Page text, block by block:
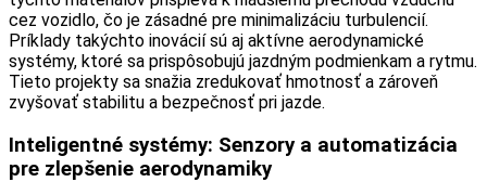
cez vozidlo, čo je zásadné pre minimalizáciu turbulencií.
Príklady takýchto inovácií sú aj aktívne aerodynamické
systémy, ktoré sa prispôsobujú jazdným podmienkam a rytmu.
Tieto projekty sa snažia zredukovať hmotnosť a zároveň
zvyšovať stabilitu a bezpečnosť pri jazde.
Inteligentné systémy: Senzory a automatizácia
pre zlepšenie aerodynamiky